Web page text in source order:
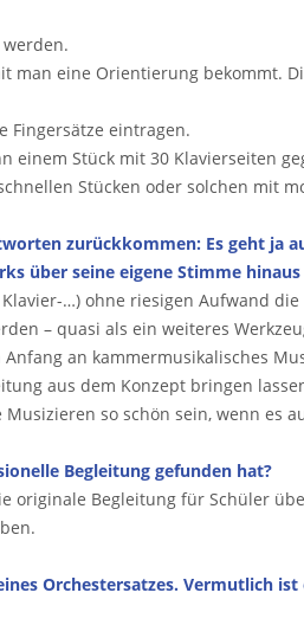
eine Orientierung bekommt.
Fingersätze eintragen.
einem Stück mit 30 Klavierseiten
Stücken oder solchen mit
zurückkommen: Es geht ja
über seine eigene Stimme
…) ohne riesigen Aufwand
– quasi als ein weiteres
an kammermusikalisches
aus dem Konzept bringen
so schön sein, wenn es
Begleitung gefunden hat?
Begleitung für Schüler
Orchestersatzes. Vermutlich